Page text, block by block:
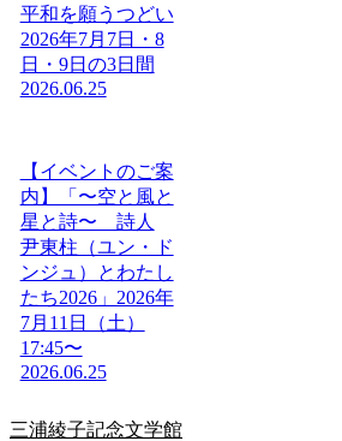
平和を願うつどい
2026年7月7日・8
日・9日の3日間
2026.06.25
【イベントのご案
内】「〜空と風と
星と詩〜 詩人
尹東柱（ユン・ド
ンジュ）とわたし
たち2026」2026年
7月11日（土）
17:45〜
2026.06.25
三浦綾子記念文学館